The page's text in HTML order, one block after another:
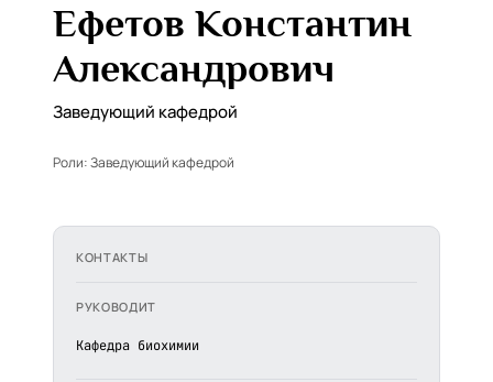
Ефетов Константин
Александрович
Заведующий кафедрой
Роли:Заведующий кафедрой
КОНТАКТЫ
РУКОВОДИТ
Кафедра биохимии